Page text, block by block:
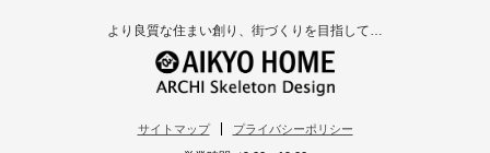
より良質な住まい創り、街づくりを目指して…
サイトマップ プライバシーポリシー